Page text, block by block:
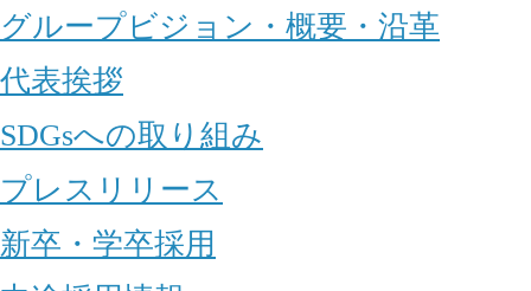
グループビジョン・概要・沿革
代表挨拶
SDGsへの取り組み
プレスリリース
新卒・学卒採用